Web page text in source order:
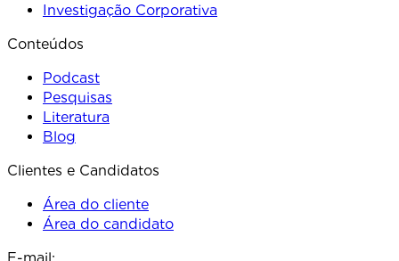
Investigação Corporativa
Conteúdos
Podcast
Pesquisas
Literatura
Blog
Clientes e Candidatos
Área do cliente
Área do candidato
E-mail: